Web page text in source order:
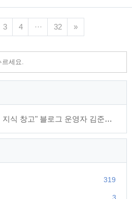
의 상세 설정 화면에서, '라이선스 및 앱' 을
스 및 앱 화면에서, 'Windows 365
Intune 관리 센터를 확인해보겠..
3 4 ··· 32 »
창고" 블로그 운영자 김준범 입니다.
319